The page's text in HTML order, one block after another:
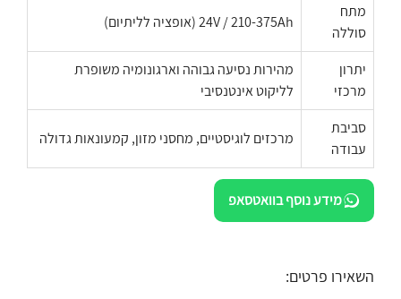
מתח
סוללה
24V / 210-375Ah (אופציה לליתיום)
יתרון
מרכזי
מהירות נסיעה גבוהה וארגונומיה משופרת
לליקוט אינטנסיבי
סביבת
עבודה
מרכזים לוגיסטיים, מחסני מזון, קמעונאות גדולה
מידע נוסף בוואטסאפ
השאירו פרטים: